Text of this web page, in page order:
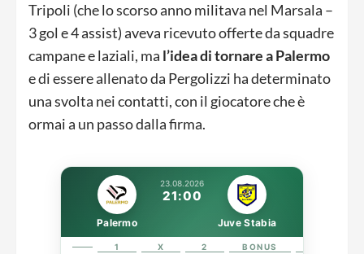
Tripoli (che lo scorso anno militava nel Marsala –
3 gol e 4 assist) aveva ricevuto offerte da squadre
campane e laziali, ma l’idea di tornare a Palermo
e di essere allenato da Pergolizzi ha determinato
una svolta nei contatti, con il giocatore che è
ormai a un passo dalla firma.
23.08.2026
21:00
Palermo Juve Stabia
1 X 2 BONUS